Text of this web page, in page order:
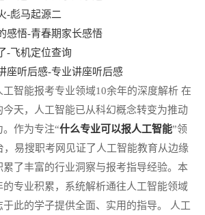
-彪马起源二
感悟-青春期家长感悟
-飞机定位查询
座听后感-专业讲座听后感
智能报考专业领域10余年的深度解析 在
天，人工智能已从科幻概念转变为推动
作为专注“什么专业可以报人工智能”领
，易搜职考网见证了人工智能教育从边缘
累了丰富的行业洞察与报考指导经验。本
专业积累，系统解析通往人工智能领域
此的学子提供全面、实用的指导。 人工